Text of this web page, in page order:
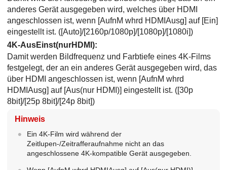
anderes Gerät ausgegeben wird, welches über HDMI
angeschlossen ist, wenn [AufnM whrd HDMIAusg] auf [Ein]
eingestellt ist. ([Auto]/[2160p/1080p]/[1080p]/[1080i])
4K-AusEinst(nurHDMI):
Damit werden Bildfrequenz und Farbtiefe eines 4K-Films
festgelegt, der an ein anderes Gerät ausgegeben wird, das
über HDMI angeschlossen ist, wenn [AufnM whrd
HDMIAusg] auf [Aus(nur HDMI)] eingestellt ist. ([30p
8bit]/[25p 8bit]/[24p 8bit])
Hinweis
Ein 4K-Film wird während der
Zeitlupen-/Zeitrafferaufnahme nicht an das
angeschlossene 4K-kompatible Gerät ausgegeben.